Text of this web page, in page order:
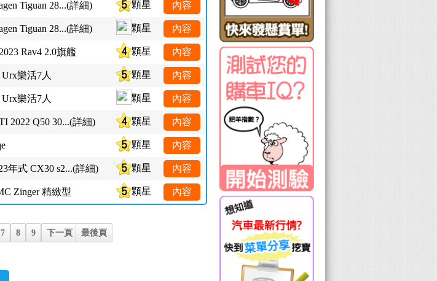
Tiguan 28...(詳細) 顆星 內容
Tiguan 28...(詳細) 顆星 內容
Rav4 2.0旗艦 顆星 內容
樂活7人 顆星 內容
樂活7人 顆星 內容
2022 Q50 30...(詳細) 顆星 內容
顆星 內容
年式 CX30 s2...(詳細) 顆星 內容
Zinger 精緻型 顆星 內容
7 8 9 下一頁 最後頁